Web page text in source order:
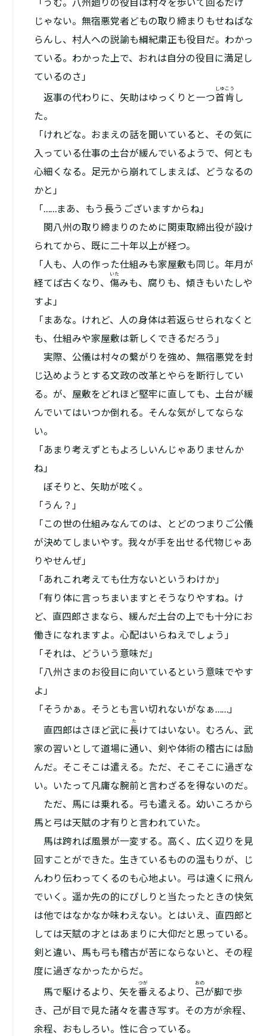
「うむ。八州廻りの役目は村々を歩いて回るだけ
じゃない。無宿悪党者どもの取り締まりもせねばな
らんし、村人への説諭も綱紀粛正も役目だ。わかっ
ている。わかった上で、おれは自分の役目に満足し
ているのさ」
返事の代わりに、矢助はゆっくりと一つ首肯
しゆこう
し
た。
「けれどな。おまえの話を聞いていると、その気に
入っている仕事の土台が緩んでいるようで、何とも
心細くなる。足元から崩れてしまえば、どうなるの
かと」
「……まあ、もう長うございますからね」
関八州の取り締まりのために関東取締出役が設け
られてから、既に二十年以上が経つ。
「人も、人の作った仕組みも家屋敷も同じ。年月が
経てば古くなり、 傷
いた
みも、腐りも、傾きもいたしや
すよ」
「まあな。けれど、人の身体は若返らせられなくと
も、仕組みや家屋敷は新しくできるだろう」
実際、公儀は村々の繫がりを強め、無宿悪党を封
じ込めようとする文政の改革とやらを断行してい
る。が、屋敷をどれほど堅牢に直しても、土台が緩
んでいてはいつか倒れる。そんな気がしてならな
い。
「あまり考えずともよろしいんじゃありませんか
ね」
ぼそりと、矢助が呟く。
「うん？」
「この世の仕組みなんてのは、とどのつまりご公儀
が決めてしまいやす。我々が手を出せる代物じゃあ
りやせんぜ」
「あれこれ考えても仕方ないというわけか」
「有り体に言っちまいますとそうなりやすね。け
ど、直四郎さまなら、緩んだ土台の上でも十分にお
働きになれますよ。心配はいらねえでしょう」
「それは、どういう意味だ」
「八州さまのお役目に向いているという意味でやす
よ」
「そうかぁ。そうとも言い切れないがなぁ……」
直四郎はさほど武に長
た
けてはいない。むろん、武
家の習いとして道場に通い、剣や体術の稽古には励
んだ。そこそこは遣える。ただ、そこそこに過ぎな
い。いたって凡庸な腕前と言わざるを得ないのだ。
ただ、馬には乗れる。弓も遣える。幼いころから
馬と弓は天賦の才有りと言われていた。
馬は跨れば風景が一変する。高く、広く辺りを見
回すことができた。生きているものの温もりが、じ
んわり伝わってくるのも心地よい。弓は遠くに飛ん
でいく。遥か先の的にぴしりと当たったときの快気
は他ではなかなか味わえない。とはいえ、直四郎と
しては天賦の才とはあまりに大仰だと思っている。
剣と違い、馬も弓も稽古が苦にならないと、その程
度に過ぎなかったからだ。
馬で駆けるより、矢を番
つが
えるより、 己
おの
が脚で歩
き、己が目で見た諸々を書き写す。その方が余程、
余程、おもしろい。性に合っている。